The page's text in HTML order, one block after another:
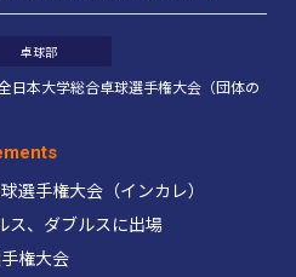
卓球部
日本大学総合卓球選手権大会（団体の
選手権大会（インカレ）
ス、ダブルスに出場
権大会